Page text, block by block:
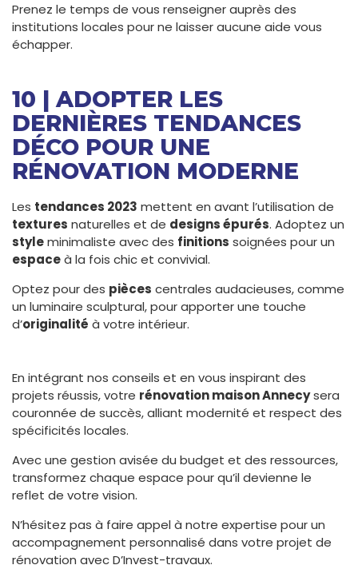
Prenez le temps de vous renseigner auprès des
institutions locales pour ne laisser aucune aide vous
échapper.
10 | ADOPTER LES
DERNIÈRES TENDANCES
DÉCO POUR UNE
RÉNOVATION MODERNE
Les tendances 2023 mettent en avant l’utilisation de
textures naturelles et de designs épurés. Adoptez un
styleminimaliste avec des finitions soignées pour un
espaceà la fois chic et convivial.
Optez pour des pièces centrales audacieuses, comme
un luminaire sculptural, pour apporter une touche
d’originalité à votre intérieur.
En intégrant nos conseils et en vous inspirant des
projets réussis, votre rénovation maison Annecysera
couronnée de succès, alliant modernité et respect des
spécificités locales.
Avec une gestion avisée du budget et des ressources,
transformez chaque espace pour qu’il devienne le
reflet de votre vision.
N’hésitez pas à faire appel à notre expertise pour un
accompagnement personnalisé dans votre projet de
rénovation avec D’Invest-travaux.